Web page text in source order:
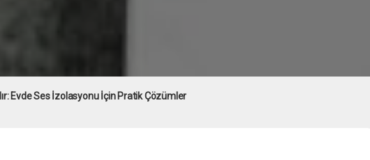
Evde Ses İzolasyonu İçin Pratik Çözümler